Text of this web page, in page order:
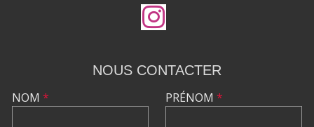
NOUS CONTACTER
NOM * PRÉNOM *